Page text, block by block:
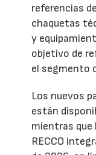
referencias
chaquetas
y
objetivo de
el segmento
Los nuevos
están
mientras que
RECCO